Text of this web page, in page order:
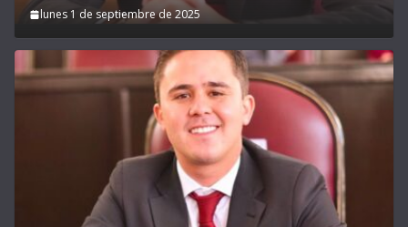
lunes 1 de septiembre de 2025